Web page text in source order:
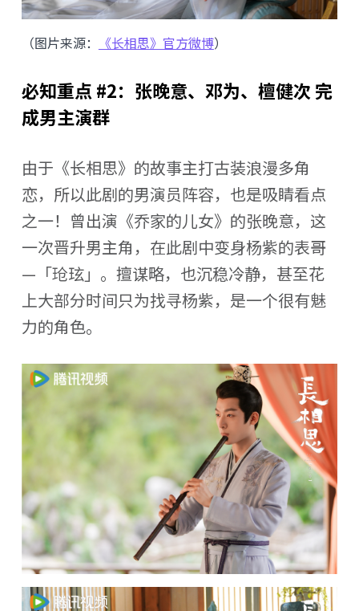
（图片来源： 《长相思》官方微博）
必知重点 #2：张晚意、邓为、檀健次 完
成男主演群
由于《长相思》的故事主打古装浪漫多角
恋，所以此剧的男演员阵容，也是吸睛看点
之一！曾出演《乔家的儿女》的张晚意，这
一次晋升男主角，在此剧中变身杨紫的表哥
—「玱玹」。擅谋略，也沉稳冷静，甚至花
上大部分时间只为找寻杨紫，是一个很有魅
力的角色。